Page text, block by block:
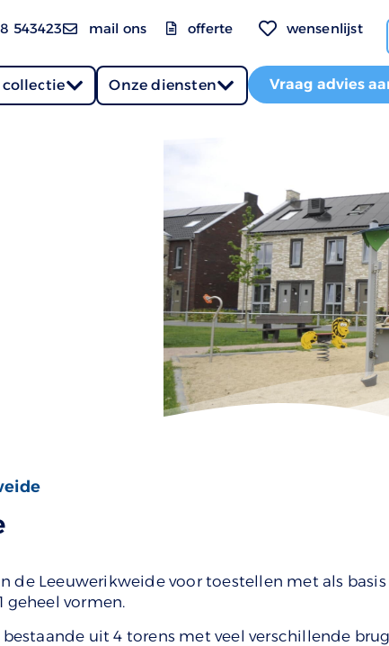
543423 mail ons offerte wensenlijst
collectie Onze diensten Vraag advies
de Leeuwerikweide voor toestellen met als
geheel vormen.
uit 4 torens met veel verschillende